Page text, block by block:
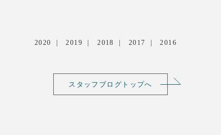
2020 2019 2018 2017 2016
スタッフブログトップへ